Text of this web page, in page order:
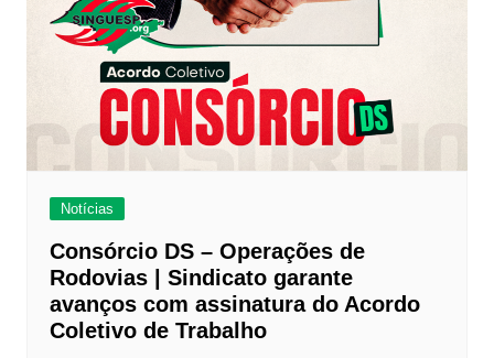
Notícias
Consórcio DS – Operações de
Rodovias | Sindicato garante
avanços com assinatura do Acordo
Coletivo de Trabalho